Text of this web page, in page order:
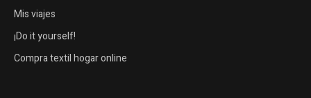
Mis viajes
¡Do it yourself!
Compra textil hogar online